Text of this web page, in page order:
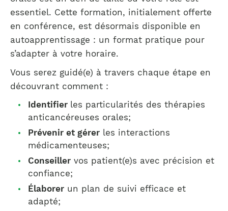
essentiel. Cette formation, initialement offerte
en conférence, est désormais disponible en
autoapprentissage : un format pratique pour
s’adapter à votre horaire.
Vous serez guidé(e) à travers chaque étape en
découvrant comment :
Identifier les particularités des thérapies
anticancéreuses orales;
Prévenir et gérer les interactions
médicamenteuses;
Conseiller vos patient(e)s avec précision et
confiance;
Élaborer un plan de suivi efficace et
adapté;